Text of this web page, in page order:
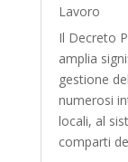
Lavoro
Il Decreto
amplia
gestione
numerosi
locali, al
comparti